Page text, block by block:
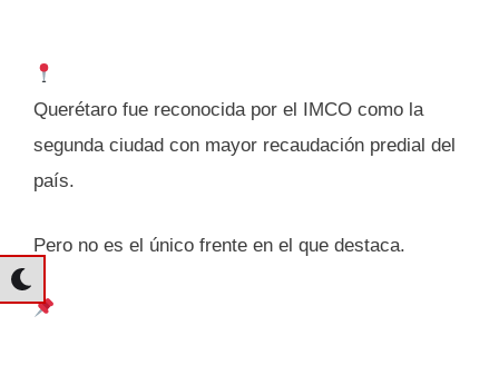
Querétaro fue reconocida por el IMCO como la
segunda ciudad con mayor recaudación predial del
país.
Pero no es el único frente en el que destaca.